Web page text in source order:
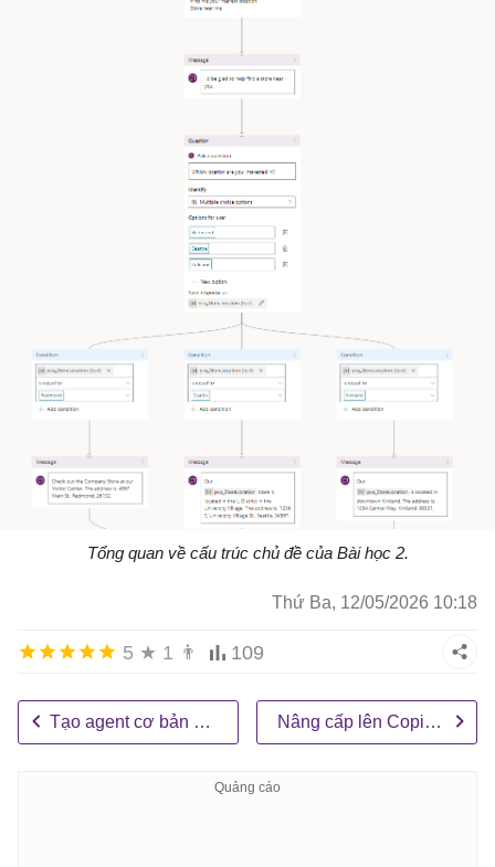
Tổng quan về cấu trúc chủ đề của Bài học 2.
Thứ Ba, 12/05/2026 10:18
5 ★ 1 👨 109
Tạo agent cơ bản và xuất bản lên Microsoft Teams Nâng cấp lên Copilot Studio Unified Authoring